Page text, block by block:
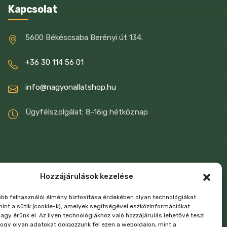
Hozzájárulások kezelése
felhasználói élmény biztosítása érdekében olyan technológiákat
a sütik (cookie-k), amelyek segítségével eszközinformációkat
érünk el. Az ilyen technológiákhoz való hozzájárulás lehetővé teszi
olyan adatokat dolgozzunk fel ezen a weboldalon, mint a
Kapcsolat
5600 Békéscsaba Berényi út 134.
+36 30 114 56 01
info@nagyonallatshop.hu
Ügyfélszolgálat: 8-16ig hétköznap